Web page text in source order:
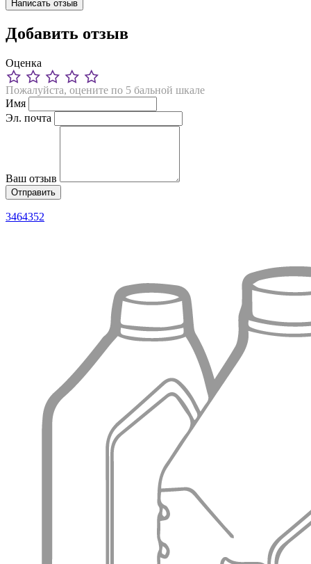
Написать отзыв
Добавить отзыв
Оценка
Пожалуйста, оцените по 5 бальной шкале
Имя
Эл. почта
Ваш отзыв
3464352